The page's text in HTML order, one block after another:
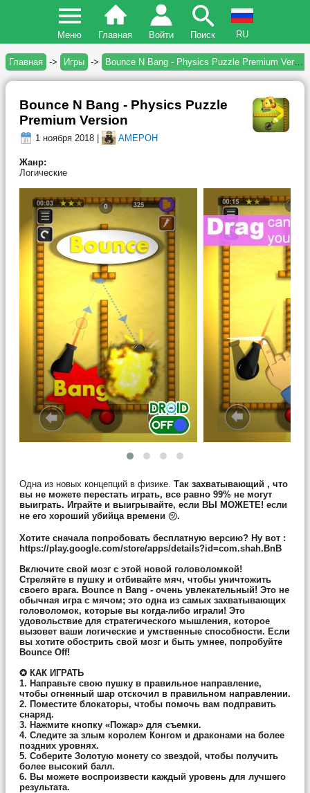
Меню Главная Войти Поиск RU
Главная -> Игры -> Bounce N Bang - Physics Puzzle Premium Version
Bounce N Bang - Physics Puzzle
Premium Version
1 ноября 2018 | AMEPOH
Жанр:
Логические
Одна из новых концепций в физике. Так захватывающий , что
вы не можете перестать играть, все равно 99% не могут
выиграть. Играйте и выигрывайте, если ВЫ МОЖЕТЕ! если
не его хороший убийца времени ㋡.
Хотите сначала попробовать бесплатную версию? Ну вот :
https://play.google.com/store/apps/details?id=com.shah.BnB
Включите свой мозг с этой новой головоломкой!
Стреляйте в пушку и отбивайте мяч, чтобы уничтожить
своего врага. Bounce n Bang - очень увлекательный! Это не
обычная игра с мячом; это одна из самых захватывающих
головоломок, которые вы когда-либо играли! Это
удовольствие для стратегического мышления, которое
вызовет ваши логические и умственные способности. Если
вы хотите обострить свой мозг и быть умнее, попробуйте
Bounce Off!
✪ КАК ИГРАТЬ
1. Направьте свою пушку в правильное направление,
чтобы огненный шар отскочил в правильном направлении.
2. Поместите блокаторы, чтобы помочь вам подправить
снаряд.
3. Нажмите кнопку «Пожар» для съемки.
4. Следите за злым королем Конгом и драконами на более
поздних уровнях.
5. Соберите Золотую монету со звездой, чтобы получить
более высокий балл.
6. Вы можете воспроизвести каждый уровень для лучшего
результата.